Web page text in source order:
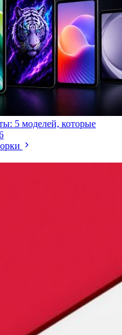
5 моделей, которые